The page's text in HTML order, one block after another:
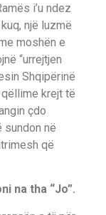
i’u ndez
një luzmë
moshën e
“urrejtjen
Shqipërinë
krejt të
çdo
sundon në
që
na tha “Jo”.